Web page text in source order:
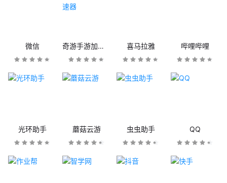
微信 奇游手游加速器 喜马拉雅 哔哩哔哩
光环助手 蘑菇云游 虫虫助手 QQ